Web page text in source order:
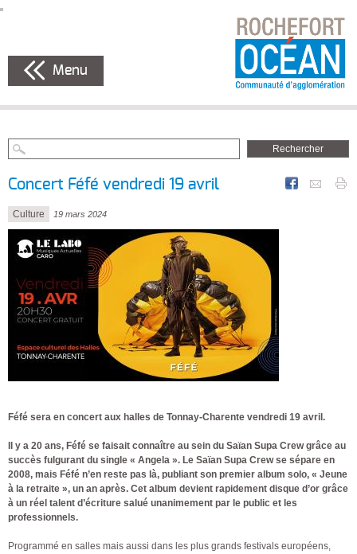
Menu
Concert Féfé vendredi 19 avril
Culture 19 mars 2024
Féfé sera en concert aux halles de Tonnay-Charente vendredi 19 avril.
Il y a 20 ans, Féfé se faisait connaître au sein du Saïan Supa Crew grâce au
succès fulgurant du single « Angela ». Le Saïan Supa Crew se sépare en
2008, mais Féfé n’en reste pas là, publiant son premier album solo, « Jeune
à la retraite », un an après. Cet album devient rapidement disque d’or grâce
à un réel talent d’écriture salué unanimement par le public et les
professionnels.
Programmé en salles mais aussi dans les plus grands festivals européens,